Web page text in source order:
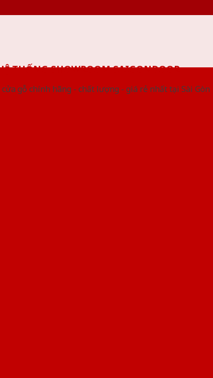
THỐNG SHOWROOM SAIGONDOOR
gỗ chính hãng - chất lượng - giá rẻ nhất tại Sài Gòn